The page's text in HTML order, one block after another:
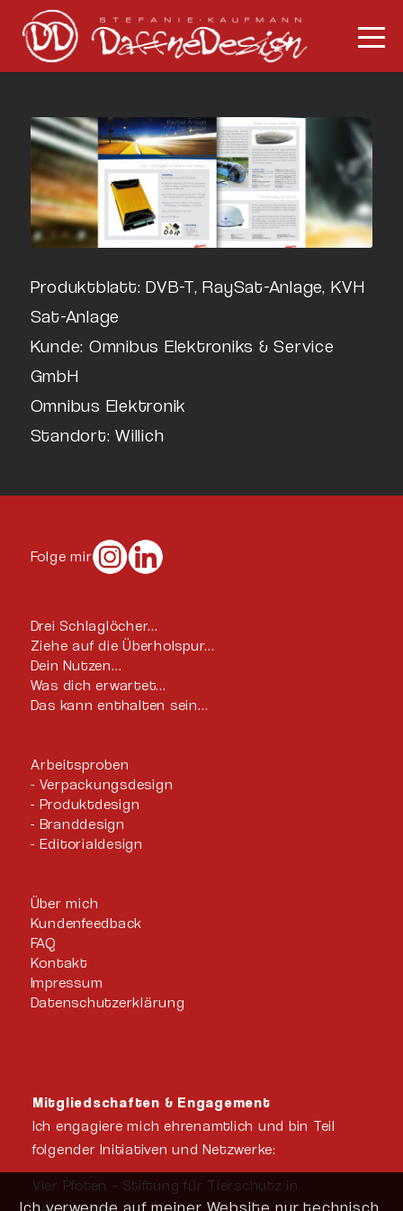
Produktblatt: DVB-T, RaySat-Anlage, KVH
Sat-Anlage
Kunde: Omnibus Elektroniks & Service
GmbH
Omnibus Elektronik
Standort: Willich
Folge mir
Drei Schlaglöcher…
Ziehe auf die Überholspur…
Dein Nutzen…
Was dich erwartet…
Das kann enthalten sein…
Arbeitsproben
Verpackungsdesign
Produktdesign
Branddesign
Editorialdesign
Über mich
Kundenfeedback
FAQ
Kontakt
Impressum
Datenschutzerklärung
Mitgliedschaften & Engagement
Ich engagiere mich ehrenamtlich und bin Teil
folgender Initiativen und Netzwerke:
Vier Pfoten – Stiftung für Tierschutz in
Ich verwende auf meiner Website nur technisch